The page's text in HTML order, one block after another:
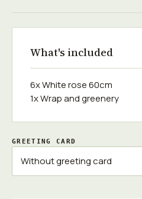
What's included
6x White rose 60cm
1x Wrap and greenery
GREETING CARD